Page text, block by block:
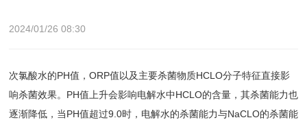
2024/01/26 08:30
次氯酸水的PH值，ORP值以及主要杀菌物质HCLO分子特征直接影
响杀菌效果。PH值上升会影响电解水中HCLO的含量，其杀菌能力也
逐渐降低，当PH值超过9.0时，电解水的杀菌能力与NaCLO的杀菌能